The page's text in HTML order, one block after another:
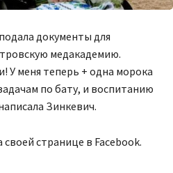
документы для
медакадемию.
У меня теперь + одна морока
по бату, и воспитанию
Зинкевич.
странице в Facebook.